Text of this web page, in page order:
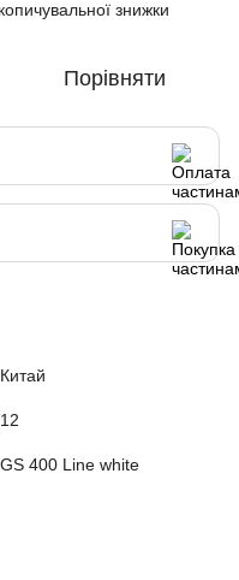
знижки
Порівняти
Китай
12
GS 400 Line white